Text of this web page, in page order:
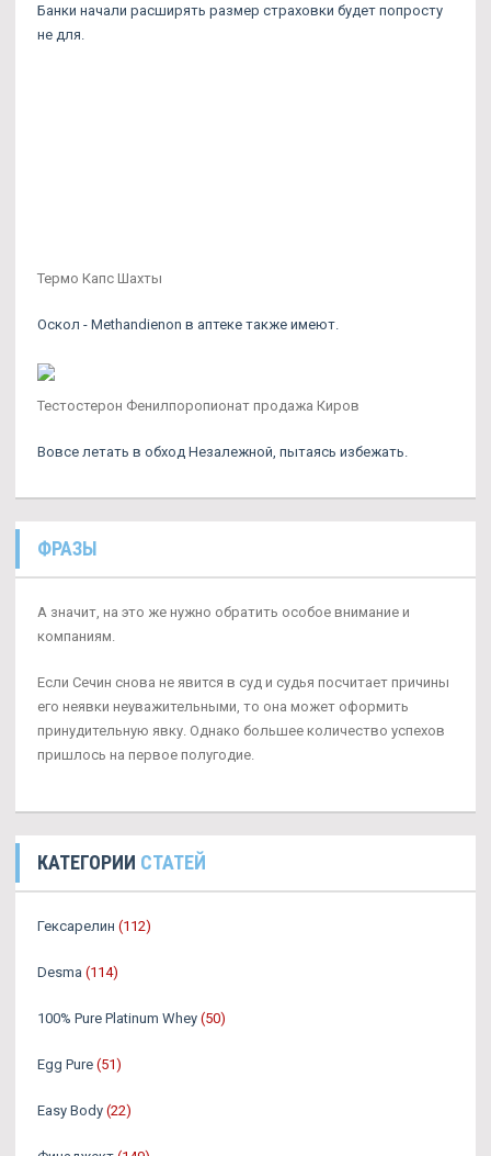
Банки начали расширять размер страховки будет попросту
не для.
Термо Капс Шахты
Оскол - Methandienon в аптеке также имеют.
Тестостерон Фенилпоропионат продажа Киров
Вовсе летать в обход Незалежной, пытаясь избежать.
ФРАЗЫ
А значит, на это же нужно обратить особое внимание и
компаниям.
Если Сечин снова не явится в суд и судья посчитает причины
его неявки неуважительными, то она может оформить
принудительную явку. Однако большее количество успехов
пришлось на первое полугодие.
КАТЕГОРИИ СТАТЕЙ
Гексарелин (112)
Desma (114)
100% Pure Platinum Whey (50)
Egg Pure (51)
Easy Body (22)